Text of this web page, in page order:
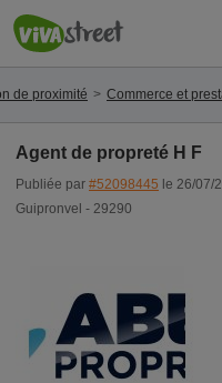
de proximité Commerce et
Agent de propreté H F
Publiée par #52098445 le 26/07/
Guipronvel - 29290